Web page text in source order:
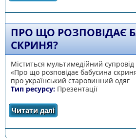
ПРО ЩО РОЗПОВІДАЄ
СКРИНЯ?
Міститься мультимедійний
«Про що розповідає бабусина
про український старовинний одяг
Тип ресурсу: Презентації
Читати даліпро Про що